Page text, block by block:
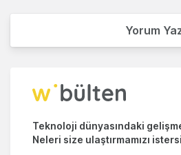
Yorum
Teknoloji dünyasındaki
Neleri size ulaştırmamızı